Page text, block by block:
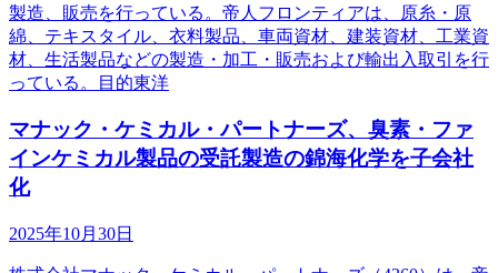
製造、販売を行っている。帝人フロンティアは、原糸・原
綿、テキスタイル、衣料製品、車両資材、建装資材、工業資
材、生活製品などの製造・加工・販売および輸出入取引を行
っている。目的東洋
マナック・ケミカル・パートナーズ、臭素・ファ
インケミカル製品の受託製造の錦海化学を子会社
化
2025年10月30日